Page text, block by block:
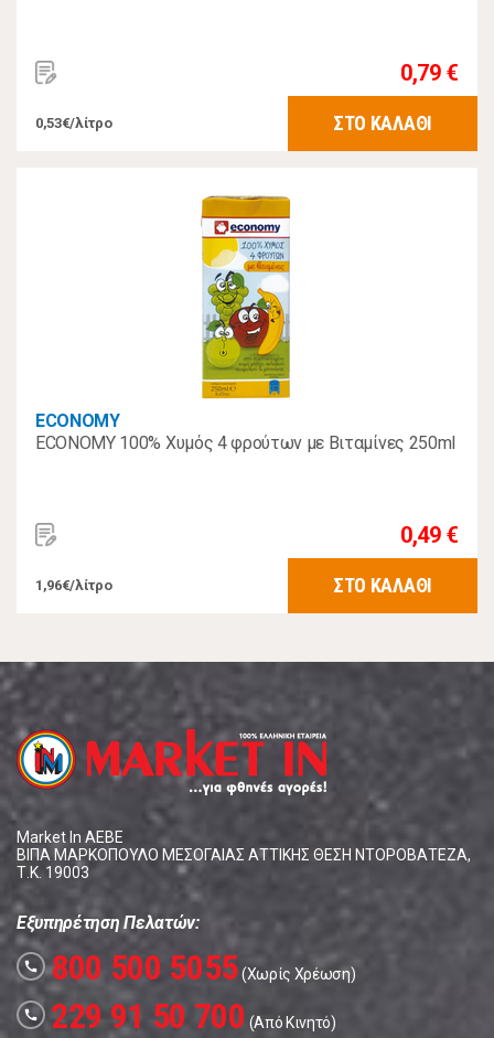
0,79 €
0,53€/λίτρο ΣΤΟ ΚΑΛΑΘΙ
ECONOMY
ECONOMY 100% Χυμός 4 φρούτων με Βιταμίνες 250ml
0,49 €
1,96€/λίτρο ΣΤΟ ΚΑΛΑΘΙ
Market In ΑΕΒΕ
ΒΙΠΑ ΜΑΡΚΟΠΟΥΛΟ ΜΕΣΟΓΑΙΑΣ ΑΤΤΙΚΗΣ ΘΕΣΗ ΝΤΟΡΟΒΑΤΕΖΑ,
Τ.Κ. 19003
Εξυπηρέτηση Πελατών:
call 800 500 5055(Χωρίς Χρέωση)
call 229 91 50 700 (Από Κινητό)